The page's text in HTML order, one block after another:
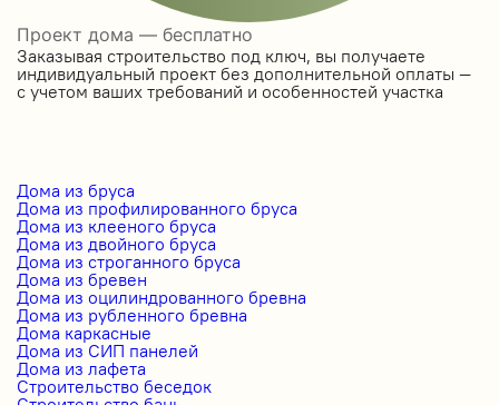
Проект дома — бесплатно
Заказывая строительство под ключ, вы получаете
индивидуальный проект без дополнительной оплаты —
с учетом ваших требований и особенностей участка
Дома из бруса
Дома из профилированного бруса
Дома из клееного бруса
Дома из двойного бруса
Дома из строганного бруса
Дома из бревен
Дома из оцилиндрованного бревна
Дома из рубленного бревна
Дома каркасные
Дома из СИП панелей
Дома из лафета
Строительство беседок